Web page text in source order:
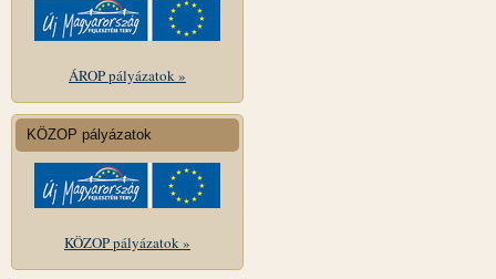
ÁROP pályázatok »
KÖZOP pályázatok
KÖZOP pályázatok »